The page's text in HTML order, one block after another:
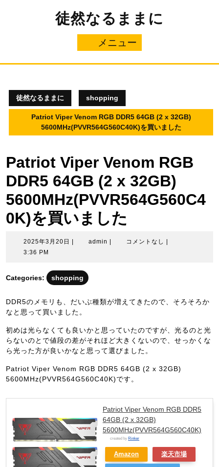
ス
徒然なるままに
メニュー
ニ
ー
徒然なるままに shopping
Patriot Viper Venom RGB DDR5 64GB (2 x 32GB)
5600MHz(PVVR564G560C40K)を買いました
Patriot Viper Venom RGB
DDR5 64GB (2 x 32GB)
5600MHz(PVVR564G560C4
0K)を買いました
2025年3月20日
2025
20
admin adminコメントなし
3:36 PM
Categories: shopping
DDR5のメモリも、だいぶ種類が増えてきたので、そろそろか
なと思って買いました。
初めは光らなくても良いかと思っていたのですが、光るのと光
らないのとで値段の差がそれほど大きくないので、せっかくな
ら光った方が良いかなと思って選びました。
Patriot Viper Venom RGB DDR5 64GB (2 x 32GB)
5600MHz(PVVR564G560C40K)です。
Patriot Viper Venom RGB DDR5
64GB (2 x 32GB)
5600MHz(PVVR564G560C40K)
created by Rinker
Amazon 楽天市場